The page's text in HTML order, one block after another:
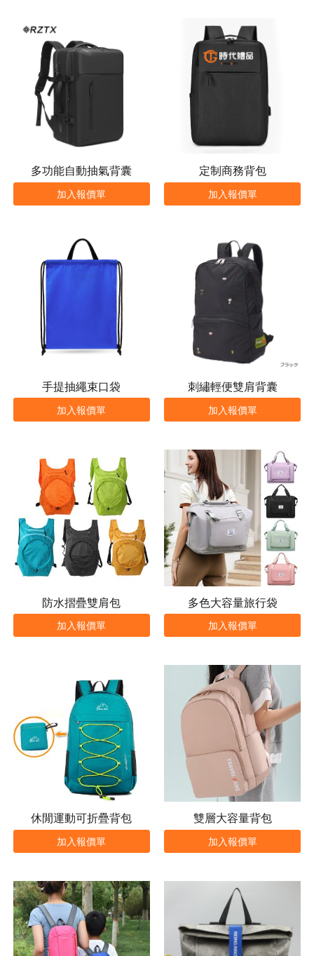
多功能自動抽氣背囊
加入報價單
定制商務背包
加入報價單
手提抽繩束口袋
加入報價單
刺繡輕便雙肩背囊
加入報價單
防水摺疊雙肩包
加入報價單
多色大容量旅行袋
加入報價單
休閒運動可折疊背包
加入報價單
雙層大容量背包
加入報價單